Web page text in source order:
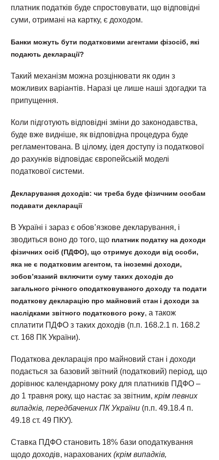
платник податків буде спростовувати, що відповідні
суми, отримані на картку, є доходом.
Банки можуть бути податковими агентами фізосіб, які
подають декларації?
Такий механізм можна розцінювати як один з
можливих варіантів. Наразі це лише наші здогадки та
припущення.
Коли підготують відповідні зміни до законодавства,
буде вже видніше, як відповідна процедура буде
регламентована. В цілому, ідея доступу із податкової
до рахунків відповідає європейській моделі
податкової системи.
Декларування доходів: чи треба буде фізичним особам
подавати декларації
В Україні і зараз є обов’язкове декларування, і
зводиться воно до того, що платник податку на доходи
фізичних осіб (ПДФО), що отримує доходи від особи,
яка не є податковим агентом, та іноземні доходи,
зобов’язаний включити суму таких доходів до
загального річного оподатковуваного доходу та подати
податкову декларацію про майновий стан і доходи за
наслідками звітного податкового року, а також
сплатити ПДФО з таких доходів (п.п. 168.2.1 п. 168.2
ст. 168 ПК України).
Податкова декларація про майновий стан і доходи
подається за базовий звітний (податковий) період, що
дорівнює календарному року для платників ПДФО –
до 1 травня року, що настає за звітним,крім певних
випадків, передбачених ПК України (п.п. 49.18.4 п.
49.18 ст. 49 ПКУ).
Ставка ПДФО становить 18% бази оподаткування
щодо доходів, нарахованих(крім випадків,